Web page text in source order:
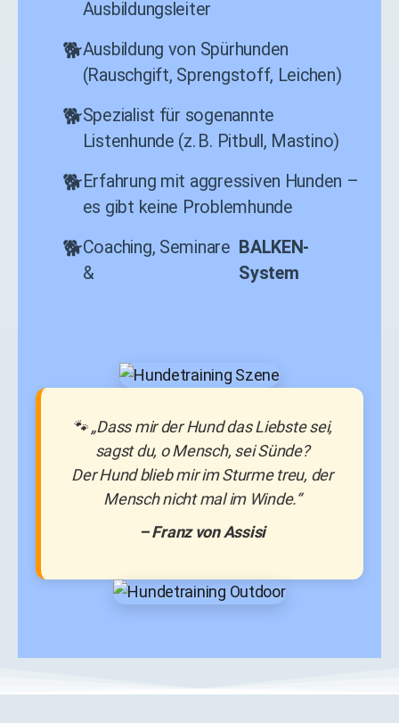
Ausbildungsleiter
Ausbildung von Spürhunden
(Rauschgift, Sprengstoff, Leichen)
Spezialist für sogenannte
Listenhunde (z. B. Pitbull, Mastino)
Erfahrung mit aggressiven Hunden –
es gibt keine Problemhunde
Coaching, Seminare
&
BALKEN-
System
🐾 „Dass mir der Hund das Liebste sei,
sagst du, o Mensch, sei Sünde?
Der Hund blieb mir im Sturme treu, der
Mensch nicht mal im Winde.“
– Franz von Assisi